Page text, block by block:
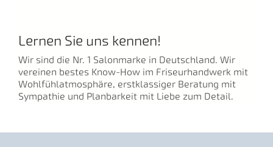
Lernen Sie uns kennen!
Wir sind die Nr. 1 Salonmarke in Deutschland. Wir
vereinen bestes Know-How im Friseurhandwerk mit
Wohlfühlatmosphäre, erstklassiger Beratung mit
Sympathie und Planbarkeit mit Liebe zum Detail.